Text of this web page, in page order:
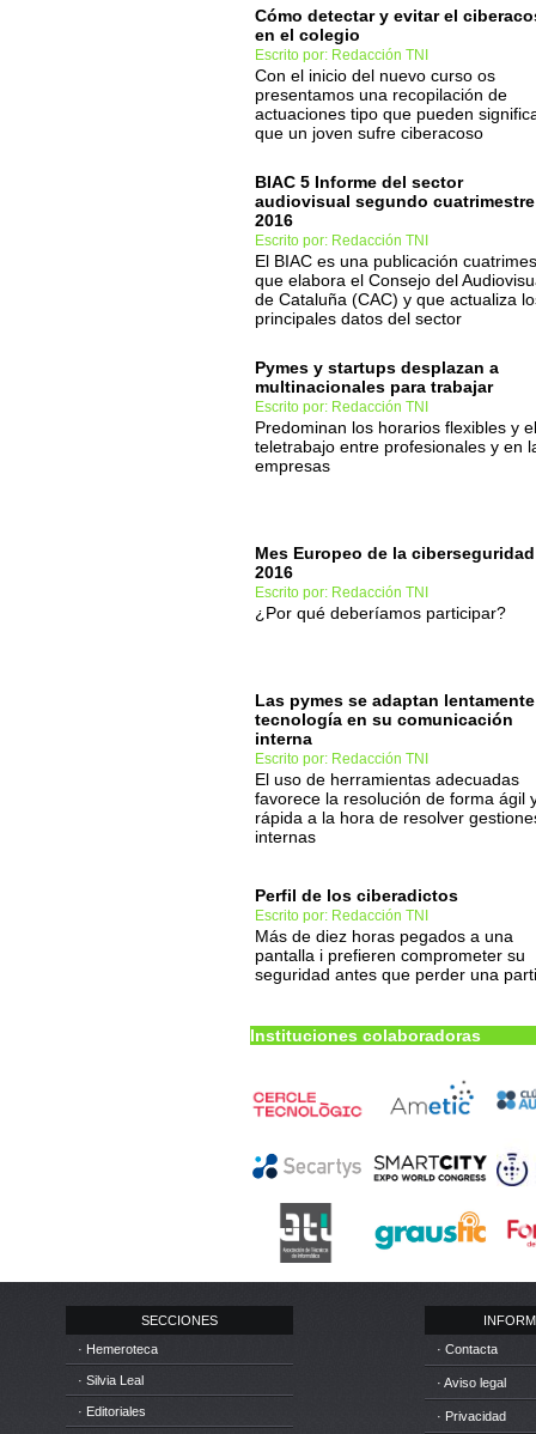
Cómo detectar y evitar el
en el colegio
Escrito por: Redacción TNI
Con el inicio del nuevo curso os
presentamos una recopilación de
actuaciones tipo que pueden
que un joven sufre ciberacoso
BIAC 5 Informe del sector
audiovisual segundo cuatrimestre
2016
Escrito por: Redacción TNI
El BIAC es una publicación
que elabora el Consejo del
de Cataluña (CAC) y que actualiza
principales datos del sector
Pymes y startups desplazan a
multinacionales para trabajar
Escrito por: Redacción TNI
Predominan los horarios flexibles y el
teletrabajo entre profesionales y en
empresas
Mes Europeo de la ciberseguridad
2016
Escrito por: Redacción TNI
¿Por qué deberíamos participar?
Las pymes se adaptan
tecnología en su comunicación
interna
Escrito por: Redacción TNI
El uso de herramientas adecuadas
favorece la resolución de forma ágil
rápida a la hora de resolver
internas
Perfil de los ciberadictos
Escrito por: Redacción TNI
Más de diez horas pegados a una
pantalla i prefieren comprometer su
seguridad antes que perder una
Instituciones colaboradoras
SECCIONES
· Hemeroteca
· Silvia Leal
· Editoriales
· Contacta
· Aviso legal
· Privacidad